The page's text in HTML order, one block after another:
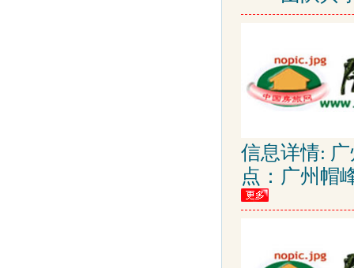
信息详情:
点：广州帽